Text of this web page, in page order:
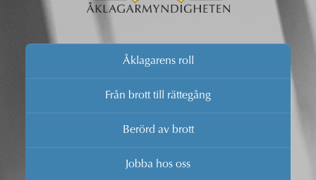
Åklagarens roll
Från brott till rättegång
Berörd av brott
Jobba hos oss